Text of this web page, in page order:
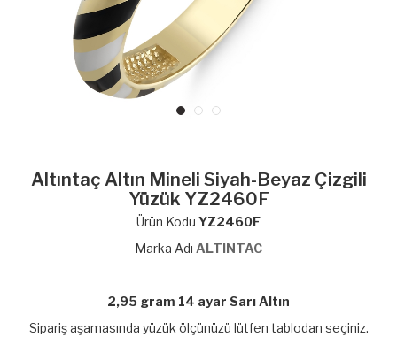
Altıntaç Altın Mineli Siyah-Beyaz Çizgili
Yüzük YZ2460F
Ürün Kodu YZ2460F
Marka Adı ALTINTAC
2,95 gram 14 ayar Sarı Altın
Sipariş aşamasında yüzük ölçünüzü lütfen tablodan seçiniz.